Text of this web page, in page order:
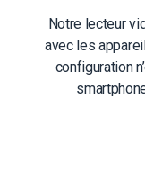
Notre lecteur
avec les
configuration